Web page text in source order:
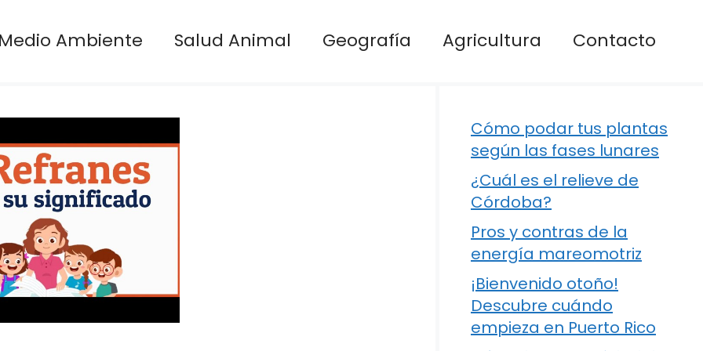
Medio Ambiente Salud Animal Geografía Agricultura Contacto
Cómo podar tus plantas
según las fases lunares
¿Cuál es el relieve de
Córdoba?
Pros y contras de la
energía mareomotriz
¡Bienvenido otoño!
Descubre cuándo
empieza en Puerto Rico